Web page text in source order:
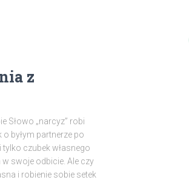
z
Słowo „narcyz” robi
byłym partnerze po
czubek własnego
swoje odbicie. Ale czy
i robienie sobie setek